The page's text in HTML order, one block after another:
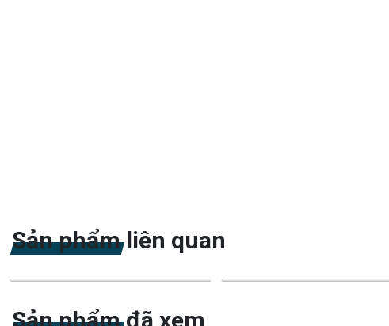
Sản phẩm liên quan
Sản phẩm đã xem